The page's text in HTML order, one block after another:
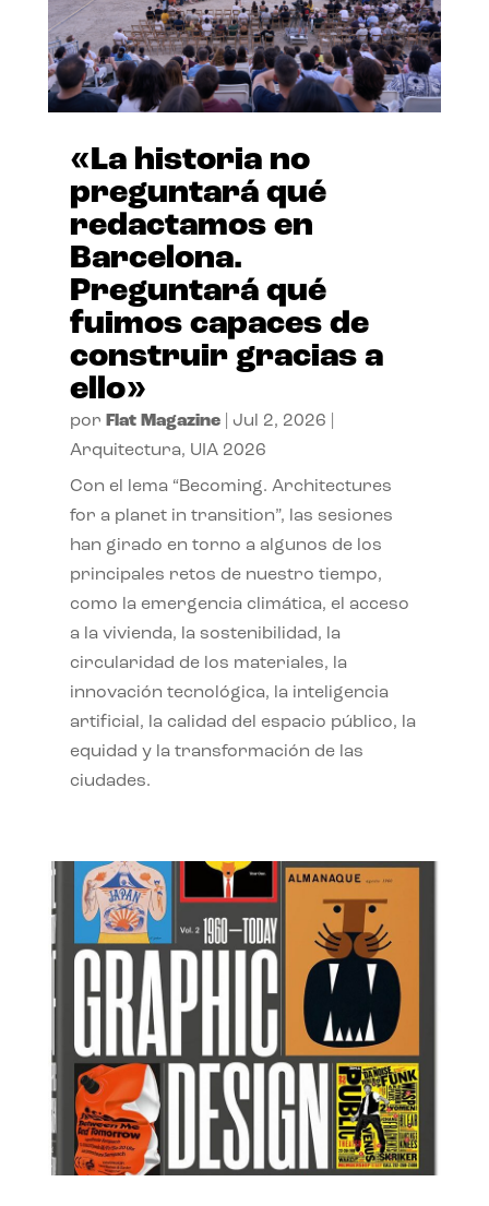
«La historia no
preguntará qué
redactamos en
Barcelona.
Preguntará qué
fuimos capaces de
construir gracias a
ello»
por Flat Magazine| Jul 2, 2026
Arquitectura, UIA 2026
Con el lema “Becoming. Architectures
for a planet in transition”, las sesiones
han girado en torno a algunos de los
principales retos de nuestro tiempo,
como la emergencia climática, el acceso
a la vivienda, la sostenibilidad, la
circularidad de los materiales, la
innovación tecnológica, la inteligencia
artificial, la calidad del espacio público, la
equidad y la transformación de las
ciudades.